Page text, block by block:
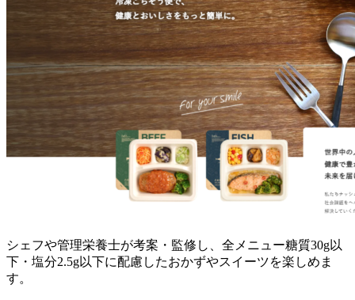
シェフや管理栄養士が考案・監修し、全メニュー糖質30g以
下・塩分2.5g以下に配慮したおかずやスイーツを楽しめま
す。